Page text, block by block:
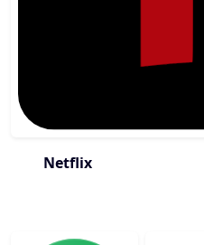
Netflix